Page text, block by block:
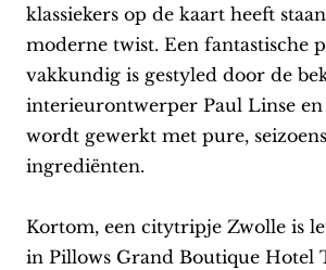
klassiekers op de kaart heeft
moderne twist. Een fantastische
vakkundig is gestyled door de
interieurontwerper Paul Linse en
wordt gewerkt met pure,
ingrediënten.
Kortom, een citytripje Zwolle is
in Pillows Grand Boutique Hotel